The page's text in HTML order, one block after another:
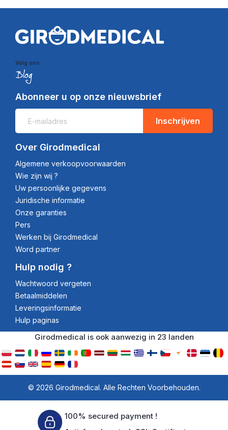
Volg ons
Abonneer u op onze nieuwsbrief
Inschrijven
Over Girodmedical
Algemene verkoopvoorwaarden
Wie zijn wij ?
Uw persoonlijke gegevens
Juridische informatie
Onze garanties
Pers
Werken bij Girodmedical
Word partner
Hulp nodig ?
Wachtwoord vergeten
Betaalmiddelen
Leveringsinformatie
Hulp paginas
Girodmedical is ook aanwezig in 23 landen
© 2026 Girodmedical. Alle Rechten Voorbehouden.
100% secured payment !